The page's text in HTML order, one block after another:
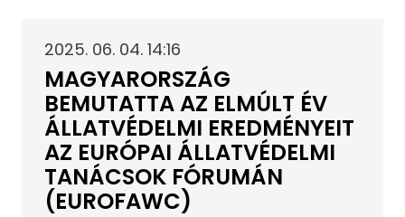
2025. 06. 04. 14:16
MAGYARORSZÁG
BEMUTATTA AZ ELMÚLT ÉV
ÁLLATVÉDELMI EREDMÉNYEIT
AZ EURÓPAI ÁLLATVÉDELMI
TANÁCSOK FÓRUMÁN
(EUROFAWC)